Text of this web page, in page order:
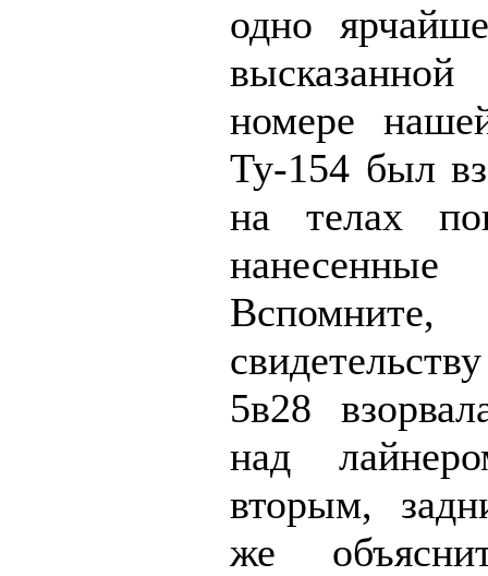
одно
номере
Ту-154 был
на телах
5в28
над
вторым,
же